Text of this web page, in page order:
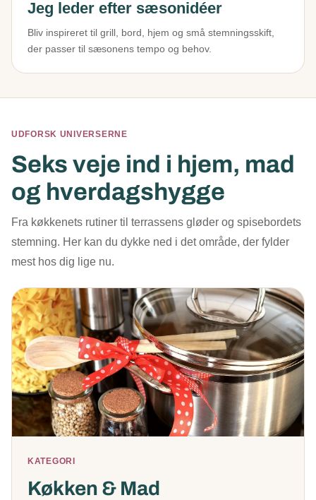
Jeg leder efter sæsonidéer
Bliv inspireret til grill, bord, hjem og små stemningsskift,
der passer til sæsonens tempo og behov.
UDFORSK UNIVERSERNE
Seks veje ind i hjem, mad
og hverdagshygge
Fra køkkenets rutiner til terrassens gløder og spisebordets
stemning. Her kan du dykke ned i det område, der fylder
mest hos dig lige nu.
KATEGORI
Køkken & Mad